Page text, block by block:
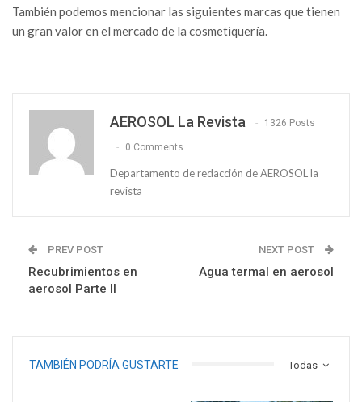
También podemos mencionar las siguientes marcas que tienen
un gran valor en el mercado de la cosmetiquería.
AEROSOL La Revista 1326 Posts
0 Comments
Departamento de redacción de AEROSOL la
revista
PREV POST
Recubrimientos en
aerosol Parte II
NEXT POST
Agua termal en aerosol
Todas
TAMBIÉN PODRÍA GUSTARTE